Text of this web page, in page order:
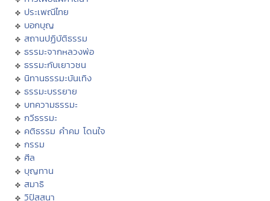
ประเพณีไทย
บอกบุญ
สถานปฏิบัติธรรม
ธรรมะจากหลวงพ่อ
ธรรมะกับเยาวชน
นิทานธรรมะบันเทิง
ธรรมะบรรยาย
บทความธรรมะ
กวีธรรมะ
คติธรรม คำคม โดนใจ
กรรม
ศีล
บุญทาน
สมาธิ
วิปัสสนา